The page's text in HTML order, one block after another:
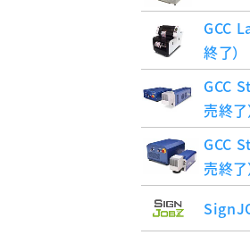
GCC
終了）
GCC
売終了
GCC
売終了